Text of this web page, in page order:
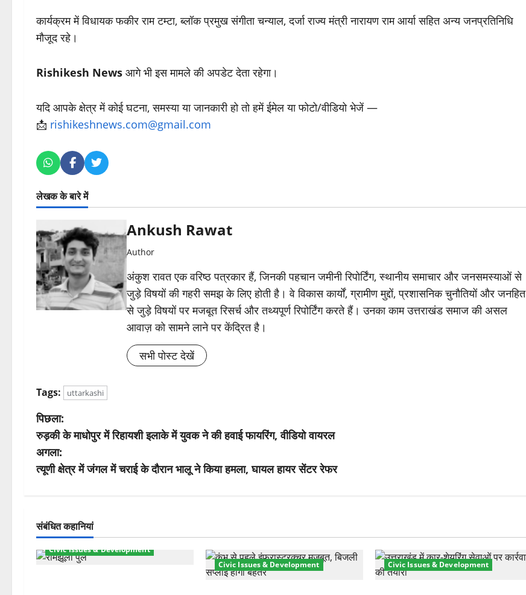
कार्यक्रम में विधायक फकीर राम टम्टा, ब्लॉक प्रमुख संगीता चन्याल, दर्जा राज्य मंत्री नारायण राम आर्या सहित अन्य जनप्रतिनिधि
मौजूद रहे।
Rishikesh News आगे भी इस मामले की अपडेट देता रहेगा।
यदि आपके क्षेत्र में कोई घटना, समस्या या जानकारी हो तो हमें ईमेल या फोटो/वीडियो भेजें —
📩 rishikeshnews.com@gmail.com
लेखक के बारे में
Ankush Rawat
Author
अंकुश रावत एक वरिष्ठ पत्रकार हैं, जिनकी पहचान जमीनी रिपोर्टिंग, स्थानीय समाचार और जनसमस्याओं से
जुड़े विषयों की गहरी समझ के लिए होती है। वे विकास कार्यों, ग्रामीण मुद्दों, प्रशासनिक चुनौतियों और जनहित
से जुड़े विषयों पर मजबूत रिसर्च और तथ्यपूर्ण रिपोर्टिंग करते हैं। उनका काम उत्तराखंड समाज की असल
आवाज़ को सामने लाने पर केंद्रित है।
सभी पोस्ट देखें
Tags: uttarkashi
पो
स्ट
ने
गे
श
पिछला:
रुड़की के माधोपुर में रिहायशी इलाके में युवक ने की हवाई फायरिंग, वीडियो वायरल
अगला:
त्यूणी क्षेत्र में जंगल में चराई के दौरान भालू ने किया हमला, घायल हायर सेंटर रेफर
संबंधित कहानियां
Civic Issues & Development
Civic Issues & Development Civic Issues & Development